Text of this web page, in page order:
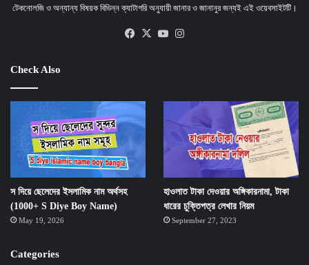
টেকনোলজি ও অন্যান্য বিষয়ক বিভিন্ন ক্যাটাগরি অনুযায়ী জানার ও জানানুর জন্যই এই ওয়েবসাইটটি।
Facebook
X YouTube
Check Also
স দিয়ে ছেলেদের ইসলামিক নাম অর্থসহ
(1000+ S Diye Boy Name)
May 19, 2026
হাওলাত টাকা দেওয়ার অঙ্গিকারনামা, টাকা
ধারের চুক্তিপত্র লেখার নিয়ম
September 27, 2023
Categories